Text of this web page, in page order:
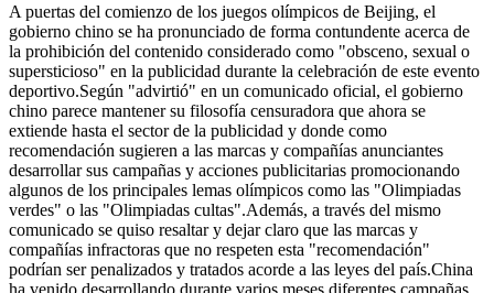
A puertas del comienzo de los juegos olímpicos de Beijing, el
gobierno chino se ha pronunciado de forma contundente acerca de
la prohibición del contenido considerado como "obsceno, sexual o
supersticioso" en la publicidad durante la celebración de este evento
deportivo.Según "advirtió" en un comunicado oficial, el gobierno
chino parece mantener su filosofía censuradora que ahora se
extiende hasta el sector de la publicidad y donde como
recomendación sugieren a las marcas y compañías anunciantes
desarrollar sus campañas y acciones publicitarias promocionando
algunos de los principales lemas olímpicos como las "Olimpiadas
verdes" o las "Olimpiadas cultas".Además, a través del mismo
comunicado se quiso resaltar y dejar claro que las marcas y
compañías infractoras que no respeten esta "recomendación"
podrían ser penalizados y tratados acorde a las leyes del país.China
ha venido desarrollando durante varios meses diferentes campañas